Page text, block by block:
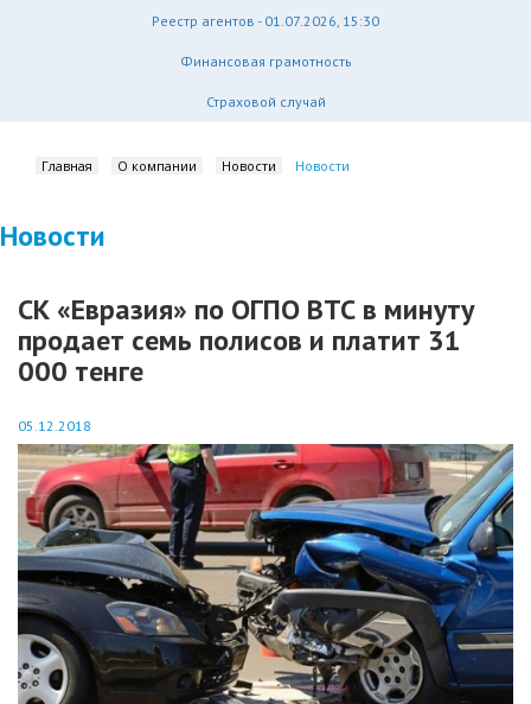
Реестр агентов - 01.07.2026, 15:30
Финансовая грамотность
Страховой случай
Главная О компании Новости Новости
Новости
СК «Евразия» по ОГПО ВТС в минуту
продает семь полисов и платит 31
000 тенге
05.12.2018